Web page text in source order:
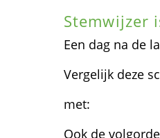
Stemwijzer
Een dag na de
Vergelijk deze
met:
Ook de